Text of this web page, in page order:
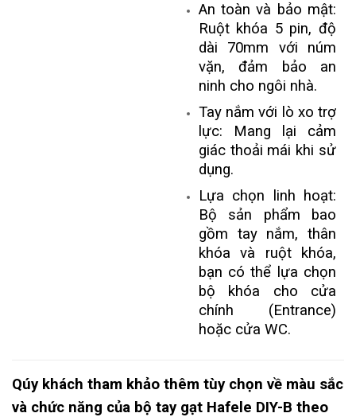
An toàn và bảo mật:
Ruột khóa 5 pin, độ
dài 70mm với núm
vặn, đảm bảo an
ninh cho ngôi nhà.
Tay nắm với lò xo trợ
lực: Mang lại cảm
giác thoải mái khi sử
dụng.
Lựa chọn linh hoạt:
Bộ sản phẩm bao
gồm tay nắm, thân
khóa và ruột khóa,
bạn có thể lựa chọn
bộ khóa cho cửa
chính (Entrance)
hoặc cửa WC.
Qúy khách tham khảo thêm tùy chọn về màu sắc
và chức năng của bộ tay gạt Hafele DIY-B theo